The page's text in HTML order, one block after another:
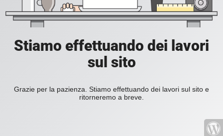
Stiamo effettuando dei lavori
sul sito
Grazie per la pazienza. Stiamo effettuando dei lavori sul sito e
ritorneremo a breve.